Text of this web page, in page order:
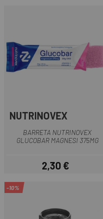
NUTRINOVEX
BARRETA NUTRINOVEX
GLUCOBAR MAGNESI 375MG
Preu
2,30 €
-10%